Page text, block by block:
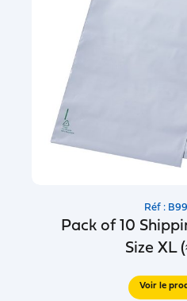
Réf :
Pack of 10
Size XL
Voir le